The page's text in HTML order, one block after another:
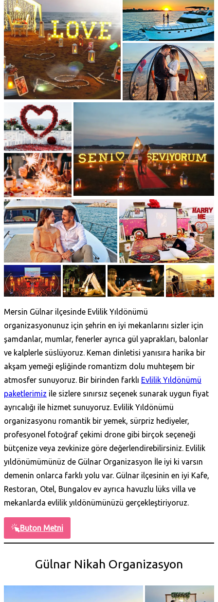
Mersin Gülnar ilçesinde Evlilik Yıldönümü
organizasyonunuz için şehrin en iyi mekanlarını sizler için
şamdanlar, mumlar, fenerler ayrıca gül yaprakları, balonlar
ve kalplerle süslüyoruz. Keman dinletisi yanısıra harika bir
akşam yemeği eşliğinde romantizm dolu muhteşem bir
atmosfer sunuyoruz. Bir birinden farklı Evlilik Yıldönümü
paketlerimiz ile sizlere sınırsız seçenek sunarak uygun fiyat
ayrıcalığı ile hizmet sunuyoruz. Evlilik Yıldönümü
organizasyonu romantik bir yemek, sürpriz hediyeler,
profesyonel fotoğraf çekimi drone gibi birçok seçeneği
bütçenize veya zevkinize göre değerlendirebilirsiniz. Evlilik
yıldönümümünüz de Gülnar Organizasyon İle iyi ki varsın
demenin onlarca farklı yolu var. Gülnar ilçesinin en iyi Kafe,
Restoran, Otel, Bungalov ev ayrıca havuzlu lüks villa ve
mekanlarda evlilik yıldönümünüzü gerçekleştiriyoruz.
Buton Metni
Gülnar Nikah Organizasyon